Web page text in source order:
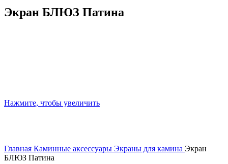
Экран БЛЮЗ Патина
Нажмите, чтобы увеличить
Главная Каминные аксессуары Экраны для камина Экран
БЛЮЗ Патина